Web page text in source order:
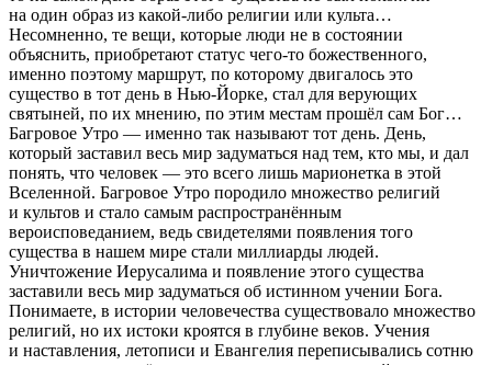
на один образ из какой-либо религии или культа…
Несомненно, те вещи, которые люди не в состоянии
объяснить, приобретают статус чего-то божественного,
именно поэтому маршрут, по которому двигалось это
существо в тот день в Нью-Йорке, стал для верующих
святыней, по их мнению, по этим местам прошёл сам Бог…
Багровое Утро — именно так называют тот день. День,
который заставил весь мир задуматься над тем, кто мы, и дал
понять, что человек — это всего лишь марионетка в этой
Вселенной. Багровое Утро породило множество религий
и культов и стало самым распространённым
вероисповеданием, ведь свидетелями появления того
существа в нашем мире стали миллиарды людей.
Уничтожение Иерусалима и появление этого существа
заставили весь мир задуматься об истинном учении Бога.
Понимаете, в истории человечества существовало множество
религий, но их истоки кроятся в глубине веков. Учения
и наставления, летописи и Евангелия переписывались сотню